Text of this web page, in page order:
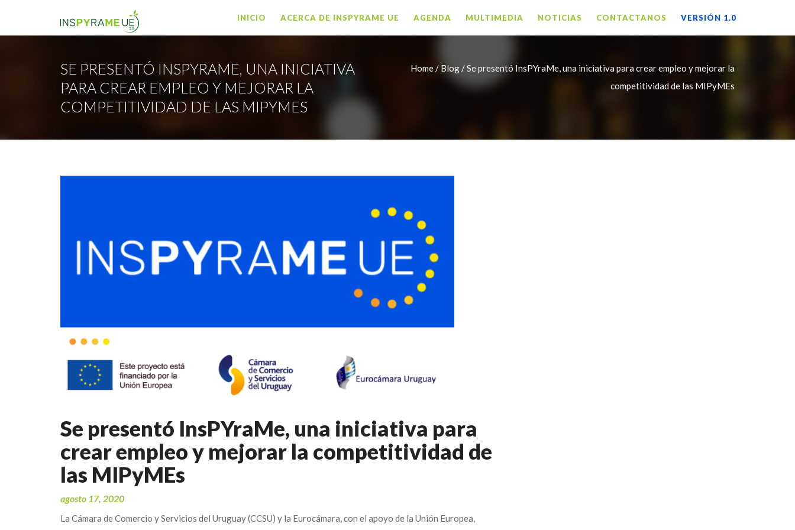
INICIO ACERCA DE INSPYRAME UE AGENDA MULTIMEDIA NOTICIAS CONTACTANOS VERSIÓN 1.0
SE PRESENTÓ INSPYRAME, UNA INICIATIVA
PARA CREAR EMPLEO Y MEJORAR LA
COMPETITIVIDAD DE LAS MIPYMES
Home / Blog / Se presentó InsPYraMe, una iniciativa para crear empleo y mejorar la
competitividad de las MIPyMEs
Se presentó InsPYraMe, una iniciativa para
crear empleo y mejorar la competitividad de
las MIPyMEs
agosto 17, 2020
La Cámara de Comercio y Servicios del Uruguay (CCSU) y la Eurocámara, con el apoyo de la Unión Europea,